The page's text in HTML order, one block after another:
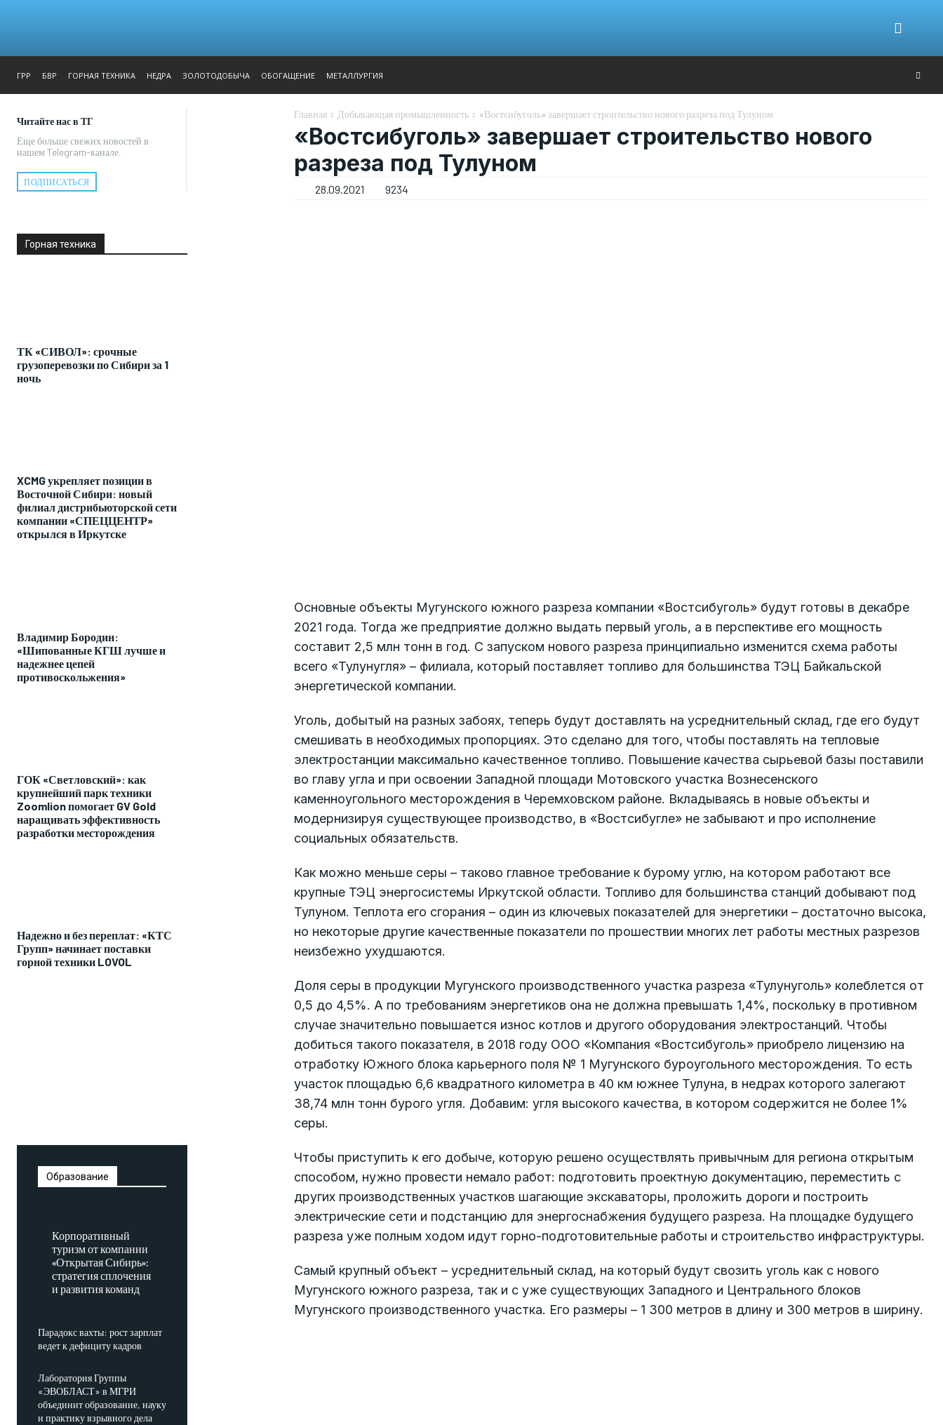
ГРР БВР ГОРНАЯ ТЕХНИКА НЕДРА ЗОЛОТОДОБЫЧА ОБОГАЩЕНИЕ МЕТАЛЛУРГИЯ
Читайте нас в ТГ
Еще больше свежих новостей в
нашем Telegram-канале.
ПОДПИСАТЬСЯ
Горная техника
ТК «СИВОЛ»: срочные
грузоперевозки по Сибири за 1
ночь
XCMG укрепляет позиции в
Восточной Сибири: новый
филиал дистрибьюторской сети
компании «СПЕЦЦЕНТР»
открылся в Иркутске
Владимир Бородин:
«Шипованные КГШ лучше и
надежнее цепей
противоскольжения»
ГОК «Светловский»: как
крупнейший парк техники
Zoomlion помогает GV Gold
наращивать эффективность
разработки месторождения
Надежно и без переплат: «КТС
Групп» начинает поставки
горной техники LOVOL
Образование
Корпоративный
туризм от компании
«Открытая Сибирь»:
стратегия сплочения
и развития команд
Парадокс вахты: рост зарплат
ведет к дефициту кадров
Лаборатория Группы
«ЭВОБЛАСТ» в МГРИ
объединит образование, науку
и практику взрывного дела
Главная Добывающая промышленность «Востсибуголь» завершает строительство нового разреза под Тулуном
«Востсибуголь» завершает строительство нового
разреза под Тулуном
28.09.2021 9234
Основные объекты Мугунского южного разреза компании «Вост­сибуголь» будут готовы в декабре
2021 года. Тогда же предприятие должно выдать первый уголь, а в перспективе его мощность
составит 2,5 млн тонн в год. С запуском нового разреза принципиально изменится схема работы
всего «Тулунугля» – филиала, который поставляет топливо для большинства ТЭЦ Байкальской
энергетической компании.
Уголь, добытый на разных забоях, теперь будут доставлять на усреднительный склад, где его будут
смешивать в необходимых пропорциях. Это сделано для того, чтобы поставлять на тепловые
электростанции максимально качественное топливо. Повышение качества сырьевой базы поставили
во главу угла и при освоении Западной площади Мотовского участка Вознесенского
каменноугольного месторождения в Черемховском районе. Вкладываясь в новые объекты и
модернизируя существующее производство, в «Востсибугле» не забывают и про исполнение
социальных обязательств.
Как можно меньше серы – таково главное требование к бурому углю, на котором работают все
крупные ТЭЦ энергосистемы Иркутской области. Топливо для большинства станций добывают под
Тулуном. Теплота его сгорания – один из ключевых показателей для энергетики – достаточно высока,
но некоторые другие качественные показатели по прошествии многих лет работы местных разрезов
неизбежно ухудшаются.
Доля серы в продукции Мугунского производственного участка разреза «Тулунуголь» колеблется от
0,5 до 4,5%. А по требованиям энергетиков она не должна превышать 1,4%, поскольку в противном
случае значительно повышается износ котлов и другого оборудования электростанций. Чтобы
добиться такого показателя, в 2018 году ООО «Компания «Востсибуголь» приобрело лицензию на
отработку Южного блока карьерного поля № 1 Мугунского буроугольного месторождения. То есть
участок площадью 6,6 квадратного километра в 40 км южнее Тулуна, в недрах которого залегают
38,74 млн тонн бурого угля. Добавим: угля высокого качества, в котором содержится не более 1%
серы.
Чтобы приступить к его добыче, которую решено осуществлять привычным для региона открытым
способом, нужно провести немало работ: подготовить проектную документацию, переместить с
других производственных участков шагающие экскаваторы, проложить дороги и построить
электрические сети и подстанцию для энергоснабжения будущего разреза. На площадке будущего
разреза уже полным ходом идут горно-подготовительные работы и строительство инфраструктуры.
Самый крупный объект – усреднительный склад, на который будут свозить уголь как с нового
Мугунского южного разреза, так и с уже существующих Западного и Центрального блоков
Мугунского производственного участка. Его размеры – 1 300 метров в длину и 300 метров в ширину.